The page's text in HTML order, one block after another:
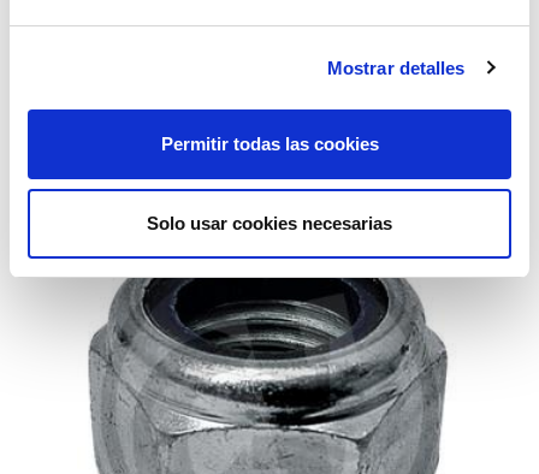
Mostrar detalles
Permitir todas las cookies
Solo usar cookies necesarias
comprar